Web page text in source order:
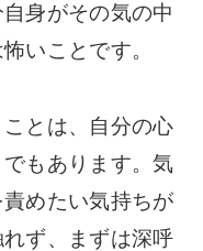
身がその気の中
いことです。
とは、自分の心
もあります。気
めたい気持ちが
ず、まずは深呼